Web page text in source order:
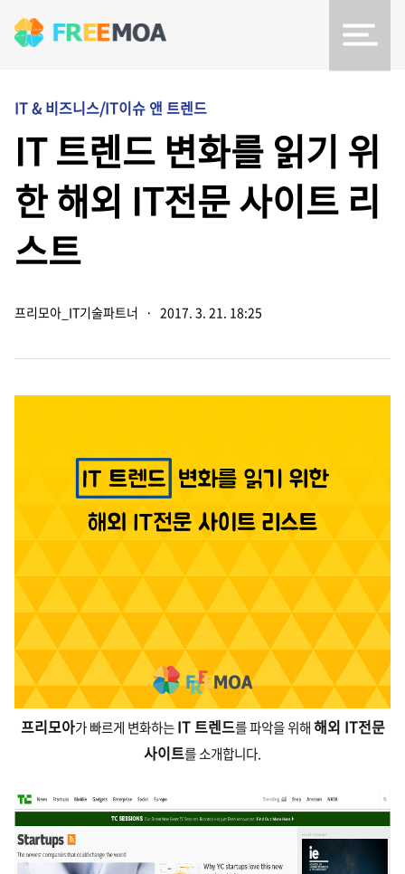
IT & 비즈니스/IT이슈 앤 트렌드
IT 트렌드 변화를 읽기 위
한 해외 IT전문 사이트 리
스트
프리모아_IT기술파트너 · 2017. 3. 21. 18:25
프리모아가빠르게 변화하는IT 트렌드를 파악을위해해외 IT전문
사이트를 소개합니다.